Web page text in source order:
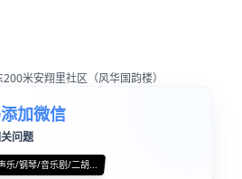
米安翔里社区（风华国韵楼）
加微信
问题
乐/钢琴/音乐剧/二胡...